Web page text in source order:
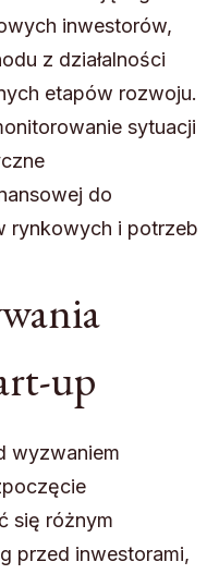
inwestorów,
z działalności
etapów rozwoju.
sytuacji
do
rynkowych i potrzeb
up
wyzwaniem
się różnym
przed inwestorami,